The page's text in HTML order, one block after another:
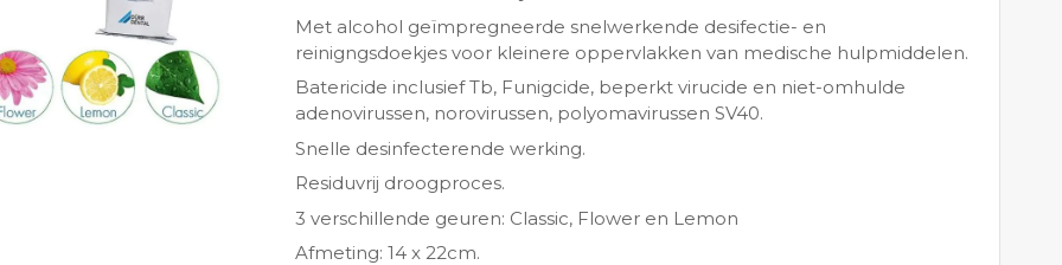
Met alcohol geïmpregneerde snelwerkende desifectie- en
reinigngsdoekjes voor kleinere oppervlakken van medische hulpmiddelen.
Batericide inclusief Tb, Funigcide, beperkt virucide en niet-omhulde
adenovirussen, norovirussen, polyomavirussen SV40.
Snelle desinfecterende werking.
Residuvrij droogproces.
3 verschillende geuren: Classic, Flower en Lemon
Afmeting: 14 x 22cm.